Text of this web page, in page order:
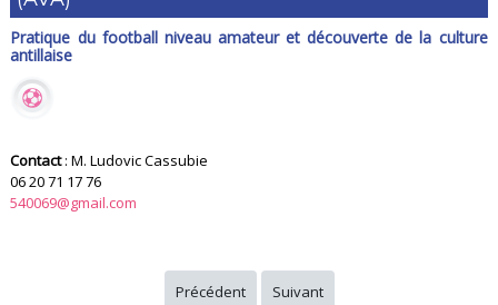
Pratique du football niveau amateur et découverte de la culture
antillaise
Contact: M. Ludovic Cassubie
06 20 71 17 76
540069@gmail.com
Précédent Suivant